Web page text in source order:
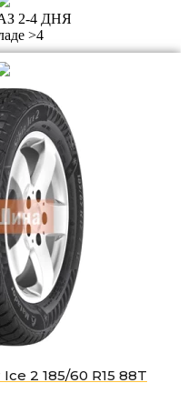
2-4 ДНЯ
>4
2 185/60 R15 88T